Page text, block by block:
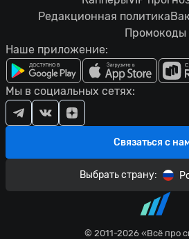
© 2011-2026 «Всё про
Редакционная политика
Промокоды
Наше приложение:
Связаться с
Мы в социальных сетях:
Выбрать страну: